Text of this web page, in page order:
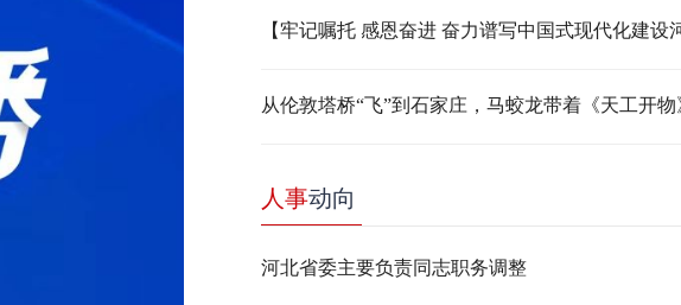
从伦敦塔桥“飞”到石家庄，马蛟龙带着《天工开
人事动向
河北省委主要负责同志职务调整